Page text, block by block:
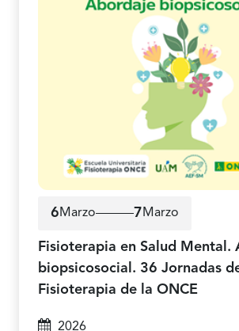
6Marzo 7Marzo
Fisioterapia en Salud Mental.
biopsicosocial. 36 Jornadas
Fisioterapia de la ONCE
2026